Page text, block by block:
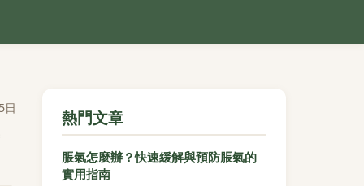
日 熱門文章
脹氣怎麼辦？快速緩解與預防脹氣的
實用指南